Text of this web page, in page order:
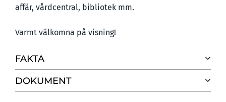
affär, vårdcentral, bibliotek mm.
Varmt välkomna på visning!
FAKTA
DOKUMENT